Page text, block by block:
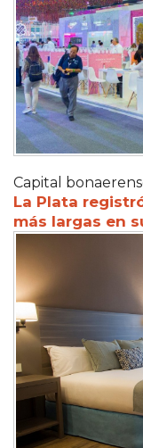
Capital
La Plata
más largas en